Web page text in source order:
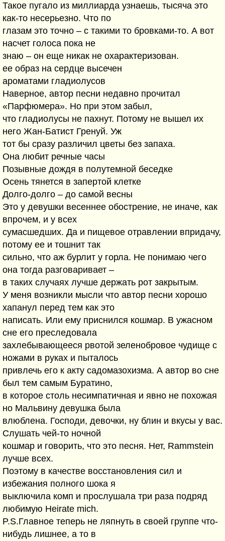
Такое пугало из миллиарда узнаешь, тысяча это
как-то несерьезно. Что по
глазам это точно – с такими то бровками-то. А вот
насчет голоса пока не
знаю – он еще никак не охарактеризован.
ее образ на сердце высечен
ароматами гладиолусов
Наверное, автор песни недавно прочитал
«Парфюмера». Но при этом забыл,
что гладиолусы не пахнут. Потому не вышел их
него Жан-Батист Гренуй. Уж
тот бы сразу различил цветы без запаха.
Она любит речные часы
Позывные дождя в полутемной беседке
Осень тянется в запертой клетке
Долго-долго – до самой весны
Это у девушки весеннее обострение, не иначе, как
впрочем, и у всех
сумасшедших. Да и пищевое отравлении впридачу,
потому ее и тошнит так
сильно, что аж бурлит у горла. Не понимаю чего
она тогда разговаривает –
в таких случаях лучше держать рот закрытым.
У меня возникли мысли что автор песни хорошо
хапанул перед тем как это
написать. Или ему приснился кошмар. В ужасном
сне его преследовала
захлебывающееся рвотой зеленобровое чудище с
ножами в руках и пыталось
привлечь его к акту садомазохизма. А автор во сне
был тем самым Буратино,
в которое столь несимпатичная и явно не похожая
но Мальвину девушка была
влюблена. Господи, девочки, ну блин и вкусы у вас.
Слушать чей-то ночной
кошмар и говорить, что это песня. Нет, Rammstein
лучше всех.
Поэтому в качестве восстановления сил и
избежания полного шока я
выключила комп и прослушала три раза подряд
любимую Heirate mich.
P.S.Главное теперь не ляпнуть в своей группе что-
нибудь лишнее, а то в